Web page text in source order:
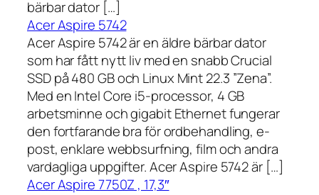
bärbar dator […]
Acer Aspire 5742
Acer Aspire 5742 är en äldre bärbar dator
som har fått nytt liv med en snabb Crucial
SSD på 480 GB och Linux Mint 22.3 ”Zena”.
Med en Intel Core i5-processor, 4 GB
arbetsminne och gigabit Ethernet fungerar
den fortfarande bra för ordbehandling, e-
post, enklare webbsurfning, film och andra
vardagliga uppgifter. Acer Aspire 5742 är […]
Acer Aspire 7750Z , 17,3″